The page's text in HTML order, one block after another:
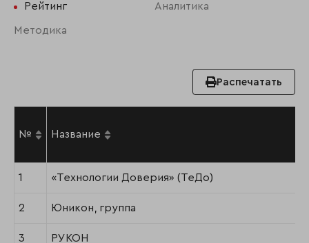
Рейтинг Аналитика
Методика
Распечатать
№ Название
1 «Технологии Доверия» (TeДо)
2 Юникон, группа
3 РУКОН